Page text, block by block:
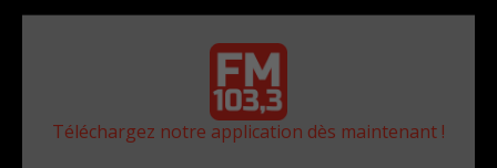
Téléchargez notre application dès maintenant !